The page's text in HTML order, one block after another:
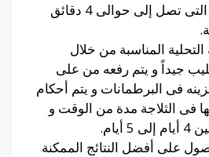
من الوقت و التى تصل إلى حوالى 4 دقائق
المناسبة من خلال
جيداً و يتم رفعه من على
فى البرطمانات و يتم أحكام
فى الثلاجة مدة من الوقت و
على أفضل النتائج الممكنة